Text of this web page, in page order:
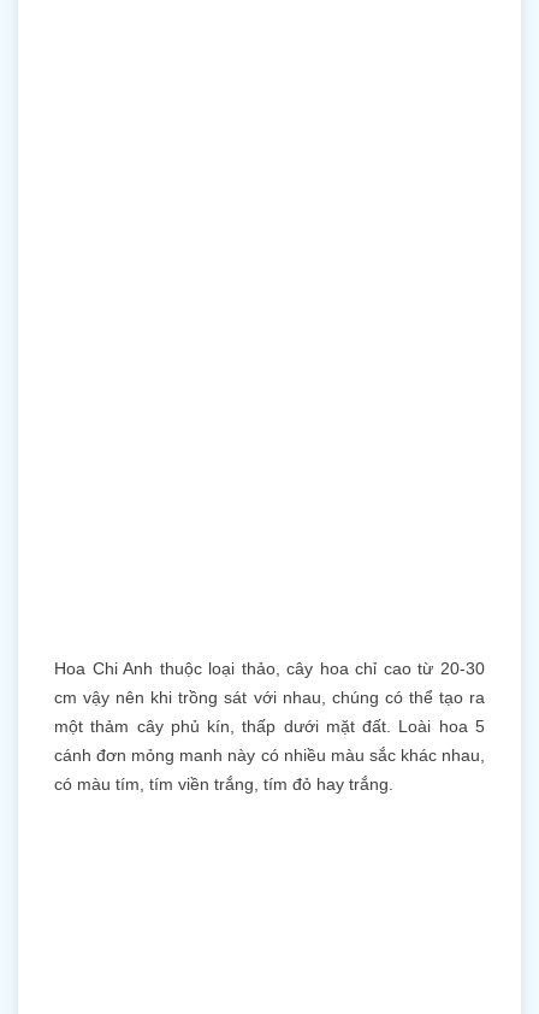
Hoa Chi Anh thuộc loại thảo, cây hoa chỉ cao từ 20-30
cm vậy nên khi trồng sát với nhau, chúng có thể tạo ra
một thảm cây phủ kín, thấp dưới mặt đất. Loài hoa 5
cánh đơn mỏng manh này có nhiều màu sắc khác nhau,
có màu tím, tím viền trắng, tím đỏ hay trắng.